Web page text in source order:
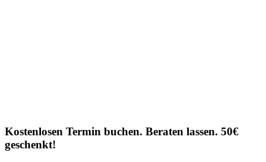
Kostenlosen Termin buchen. Beraten lassen. 50€
geschenkt!